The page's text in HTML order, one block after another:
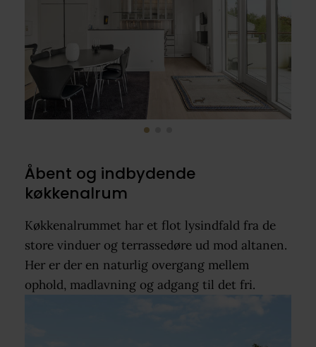
Åbent og indbydende
køkkenalrum
Køkkenalrummet har et flot lysindfald fra de
store vinduer og terrassedøre ud mod altanen.
Her er der en naturlig overgang mellem
ophold, madlavning og adgang til det fri.